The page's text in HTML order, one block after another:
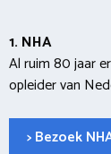
1. NHA
Al ruim 80 jaar
opleider van
> Bezoek